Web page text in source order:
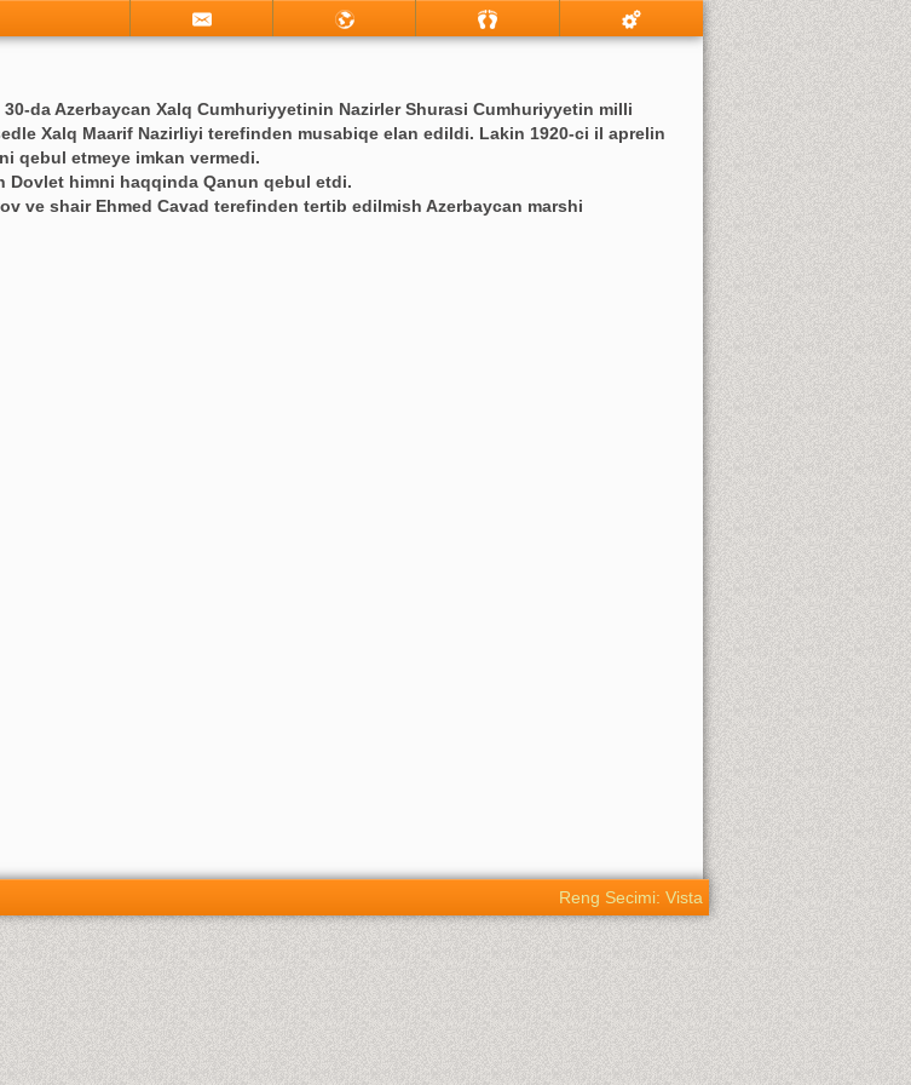
da Azerbaycan Xalq Cumhuriyyetinin Nazirler Shurasi Cumhuriyyetin milli
Xalq Maarif Nazirliyi terefinden musabiqe elan edildi. Lakin 1920-ci il aprelin
qebul etmeye imkan vermedi.
Dovlet himni haqqinda Qanun qebul etdi.
ve shair Ehmed Cavad terefinden tertib edilmish Azerbaycan marshi
Reng Secimi: Vista